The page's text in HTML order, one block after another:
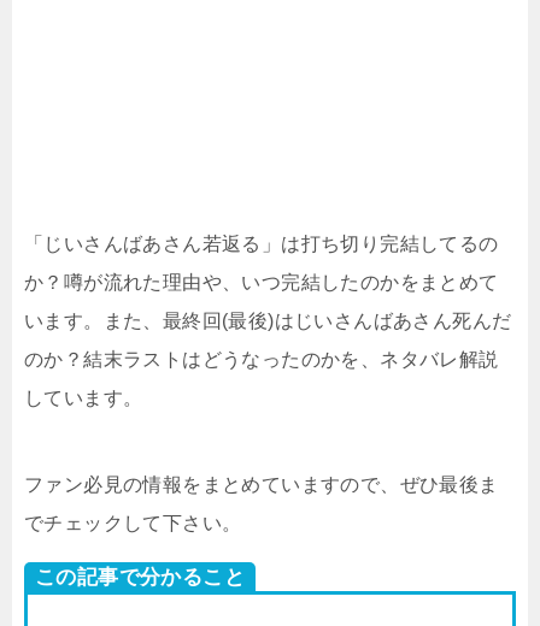
「じいさんばあさん若返る」は打ち切り完結してるの
か？噂が流れた理由や、いつ完結したのかをまとめて
います。また、最終回(最後)はじいさんばあさん死んだ
のか？結末ラストはどうなったのかを、ネタバレ解説
しています。
ファン必見の情報をまとめていますので、ぜひ最後ま
でチェックして下さい。
この記事で分かること